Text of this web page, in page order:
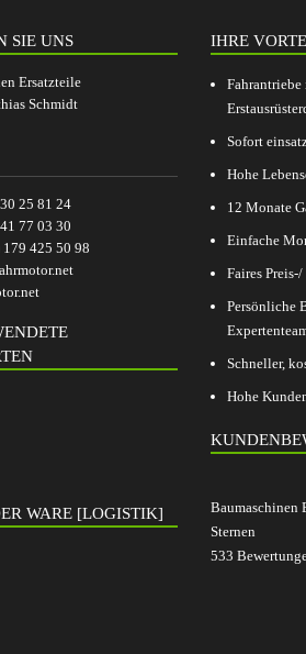
SIE UNS
Ersatzteile
Schmidt
25 81 24
77 03 30
179 425 50 98
WARE [LOGISTIK]
IHRE
Sofort
Hohe
12 Monate
Einfache
Faires
Persönliche
Schneller,
Hohe
Baumaschinen
Sternen
533